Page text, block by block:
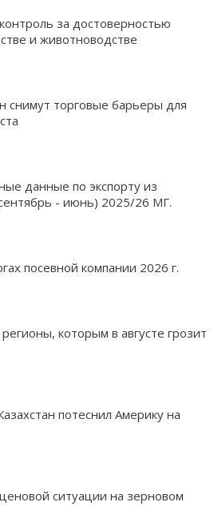
за достоверностью
и животноводстве
снимут торговые барьеры для
данные по экспорту из
- июнь) 2025/26 МГ.
посевной компании 2026 г.
которым в августе грозит
потеснил Америку на
ситуации на зерновом